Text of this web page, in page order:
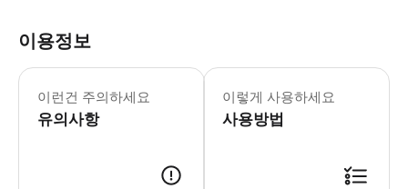
이용정보
이런건 주의하세요
유의사항
예약 시 게스트에게 문자 메시지와 이
이렇게 사용하세요
사용방법